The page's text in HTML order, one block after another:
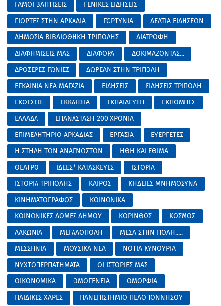
ΓΑΜΟΙ ΒΑΠΤΙΣΕΙΣ
ΓΕΝΙΚΕΣ ΕΙΔΗΣΕΙΣ
ΓΙΟΡΤΕΣ ΣΤΗΝ ΑΡΚΑΔΙΑ
ΓΟΡΤΥΝΙΑ
ΔΕΛΤΙΑ ΕΙΔΗΣΕΩΝ
ΔΗΜΟΣΙΑ ΒΙΒΛΙΟΘΗΚΗ ΤΡΙΠΟΛΗΣ
ΔΙΑΤΡΟΦΗ
ΔΙΑΦΗΜΙΣΕΙΣ ΜΑΣ
ΔΙΑΦΟΡΑ
ΔΟΚΙΜΑΖΟΝΤΑΣ...
ΔΡΟΣΕΡΕΣ ΓΩΝΙΕΣ
ΔΩΡΕΑΝ ΣΤΗΝ ΤΡΙΠΟΛΗ
ΕΓΚΑΙΝΙΑ ΝΕΑ ΜΑΓΑΖΙΑ
ΕΙΔΗΣΕΙΣ
ΕΙΔΗΣΕΙΣ ΤΡΙΠΟΛΗ
ΕΚΘΕΣΕΙΣ
ΕΚΚΛΗΣΙΑ ΕΚΠΑΙΔΕΥΣΗ
ΕΚΠΟΜΠΕΣ
ΕΛΛΑΔΑ
ΕΠΑΝΑΣΤΑΣΗ 200 ΧΡΟΝΙΑ
ΕΠΙΜΕΛΗΤΗΡΙΟ ΑΡΚΑΔΙΑΣ
ΕΡΓΑΣΙΑ
ΕΥΕΡΓΕΤΕΣ
Η ΣΤΗΛΗ ΤΩΝ ΑΝΑΓΝΩΣΤΩΝ
ΗΘΗ ΚΑΙ ΕΘΙΜΑ
ΘΕΑΤΡΟ
ΙΔΕΕΣ/ ΚΑΤΑΣΚΕΥΕΣ
ΙΣΤΟΡΙΑ
ΙΣΤΟΡΙΑ ΤΡΙΠΟΛΗΣ
ΚΑΙΡΟΣ
ΚΗΔΕΙΕΣ ΜΝΗΜΟΣΥΝΑ
ΚΙΝΗΜΑΤΟΓΡΑΦΟΣ
ΚΟΙΝΩΝΙΚΑ
ΚΟΙΝΩΝΙΚΕΣ ΔΟΜΕΣ ΔΗΜΟΥ
ΚΟΡΙΝΘΟΣ
ΚΟΣΜΟΣ
ΛΑΚΩΝΙΑ
ΜΕΓΑΛΟΠΟΛΗ
ΜΕΣΑ ΣΤΗΝ ΠΟΛΗ.....
ΜΕΣΣΗΝΙΑ
ΜΟΥΣΙΚΑ ΝΕΑ
ΝΟΤΙΑ ΚΥΝΟΥΡΙΑ
ΝΥΧΤΟΠΕΡΠΑΤΗΜΑΤΑ
ΟΙ ΙΣΤΟΡΙΕΣ ΜΑΣ
ΟΙΚΟΝΟΜΙΚΑ
ΟΜΟΓΕΝΕΙΑ
ΟΜΟΡΦΙΑ
ΠΑΙΔΙΚΕΣ ΧΑΡΕΣ
ΠΑΝΕΠΙΣΤΗΜΙΟ ΠΕΛΟΠΟΝΝΗΣΟΥ